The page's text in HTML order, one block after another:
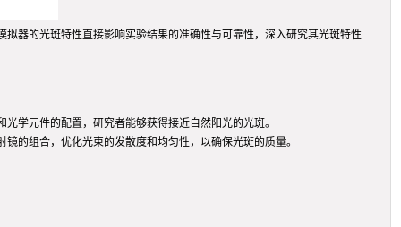
器的光斑特性直接影响实验结果的准确性与可靠性，深入研究其光斑特性
学元件的配置，研究者能够获得接近自然阳光的光斑。
的组合，优化光束的发散度和均匀性，以确保光斑的质量。